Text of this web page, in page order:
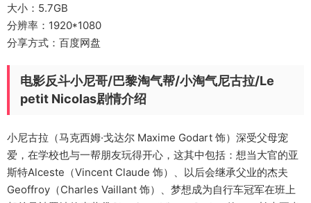
大小：5.7GB
分辨率：1920*1080
分享方式：百度网盘
电影反斗小尼哥/巴黎淘气帮/小淘气尼古拉/Le
petit Nicolas剧情介绍
小尼古拉（马克西姆·戈达尔 Maxime Godart 饰）深受父母宠
爱，在学校也与一帮朋友玩得开心，这其中包括：想当大官的亚
斯特Alceste（Vincent Claude 饰）、以后会继承父业的杰夫
Geoffroy（Charles Vaillant 饰）、梦想成为自行车冠军在班上